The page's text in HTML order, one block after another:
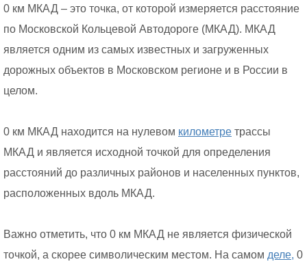
0 км МКАД – это точка, от которой измеряется расстояние
по Московской Кольцевой Автодороге (МКАД). МКАД
является одним из самых известных и загруженных
дорожных объектов в Московском регионе и в России в
целом.
0 км МКАД находится на нулевом километре трассы
МКАД и является исходной точкой для определения
расстояний до различных районов и населенных пунктов,
расположенных вдоль МКАД.
Важно отметить, что 0 км МКАД не является физической
точкой, а скорее символическим местом. На самом деле, 0